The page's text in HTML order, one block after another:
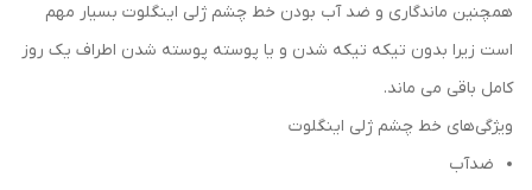
همچنین ماندگاری و ضد آب بودن خط چشم ژلی اینگلوت بسیار مهم
است زیرا بدون تیکه تیکه شدن و یا پوسته پوسته شدن اطراف یک روز
کامل باقی می ماند.
ویژگی‌های خط چشم ژلی اینگلوت
ضدآب